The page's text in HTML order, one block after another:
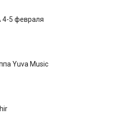
4-5 февраля
Yuva Music